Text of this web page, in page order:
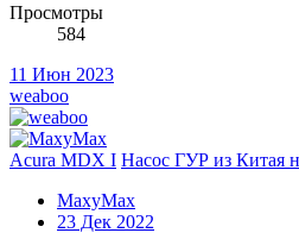
Просмотры
584
11 Июн 2023
weaboo
Acura MDX I Насос ГУР из Китая
MaxyMax
23 Дек 2022